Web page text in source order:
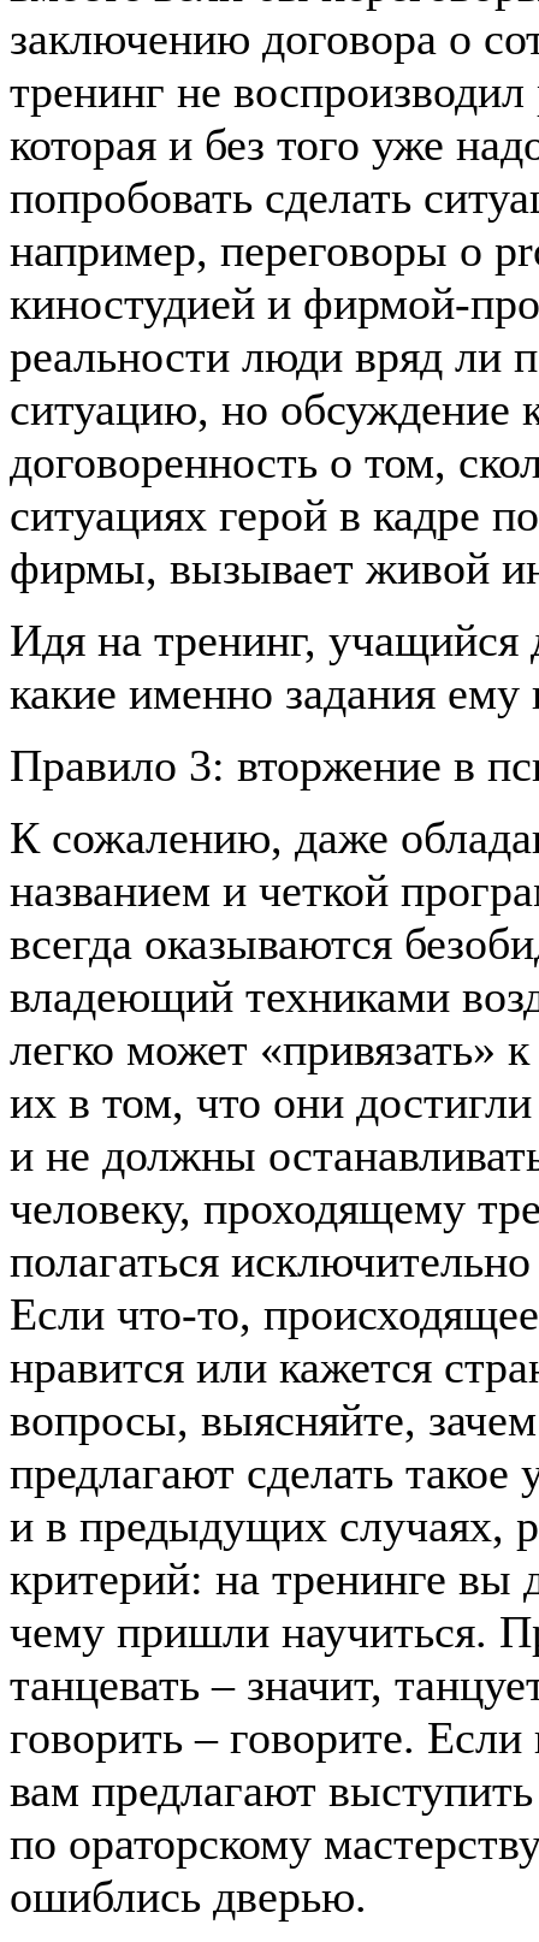
заключению договора о
тренинг не
которая и без того уже
попробовать сделать
например, переговоры о
киностудией и фирмой-
реальности люди вряд ли
ситуацию, но обсуждение
договоренность о том,
ситуациях герой в кадре
фирмы, вызывает живой
Идя на тренинг, учащийся
какие именно задания ему
Правило 3: вторжение в
К сожалению, даже
названием и четкой
всегда оказываются
владеющий техниками
легко может «привязать»
их в том, что они достигли
и не должны
человеку, проходящему
полагаться
Если что-то,
нравится или кажется
вопросы, выясняйте,
предлагают сделать
и в предыдущих случаях,
критерий: на тренинге вы
чему пришли научиться.
танцевать – значит,
говорить – говорите.
вам предлагают
по ораторскому
ошиблись дверью.